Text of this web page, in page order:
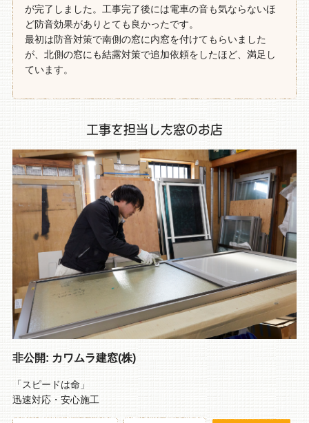
が完了しました。工事完了後には電車の音も気ならないほ
ど防音効果がありとても良かったです。
最初は防音対策で南側の窓に内窓を付けてもらいました
が、北側の窓にも結露対策で追加依頼をしたほど、満足し
ています。
工事を担当した窓のお店
非公開: カワムラ建窓(株)
「スピードは命」
迅速対応・安心施工